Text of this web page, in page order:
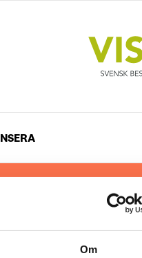
Om
inom
för ägare